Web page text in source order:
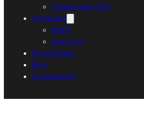
Listado New York
Proyectos
Miami
New York
Ruedi Sieber
Blog
Contáctanos